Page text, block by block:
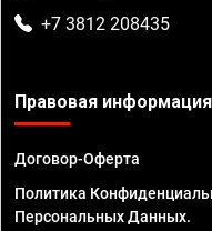
+7 3812 208435
Правовая информация
Договор-Оферта
Политика
Персональных Данных.